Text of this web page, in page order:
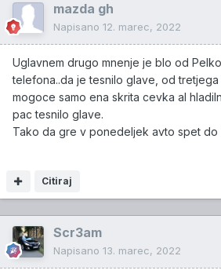
mazda gh
Napisano 12. marec, 2022
Uglavnem drugo mnenje je blo od
telefona..da je tesnilo glave, od
mogoce samo ena skrita cevka al
pac tesnilo glave.
Tako da gre v ponedeljek avto spet do
Citiraj
Scr3am
Napisano 13. marec, 2022